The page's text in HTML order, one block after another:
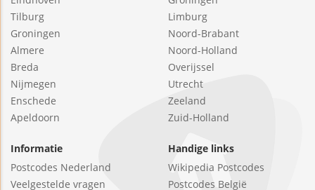
Tilburg
Groningen
Almere
Breda
Nijmegen
Enschede
Apeldoorn
Limburg
Noord-Brabant
Noord-Holland
Overijssel
Utrecht
Zeeland
Zuid-Holland
Informatie
Postcodes Nederland
Veelgestelde vragen
Handige links
Wikipedia Postcodes
Postcodes België